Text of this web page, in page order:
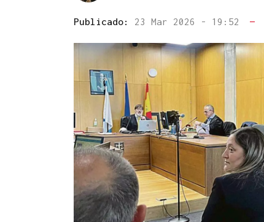
Publicado: 23 Mar 2026 - 19:52 —